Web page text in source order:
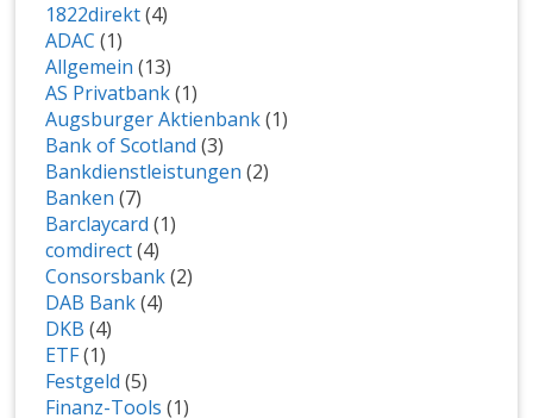
1822direkt(4)
ADAC (1)
Allgemein (13)
AS Privatbank(1)
Augsburger Aktienbank(1)
Bank of Scotland (3)
Bankdienstleistungen (2)
Banken (7)
Barclaycard (1)
comdirect(4)
Consorsbank(2)
DAB Bank(4)
DKB (4)
ETF(1)
Festgeld (5)
Finanz-Tools (1)